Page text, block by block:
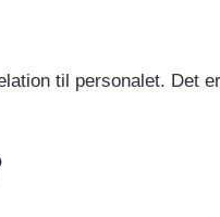
til personalet. Det